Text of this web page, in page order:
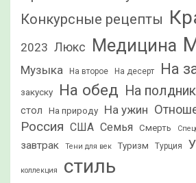
Конкурсные рецепты
2023 Люкс Медицина
Музыка На второе На десерт На
закуску На обед На полдник
стол
На природу На ужин
Россия США Семья Смерть
завтрак
Тени для век Туризм Турция
коллекция стиль